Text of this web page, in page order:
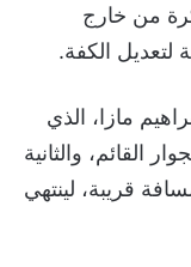
من خارج
لتعديل الكفة.
مازا، الذي
القائم، والثانية
قريبة، لينتهي